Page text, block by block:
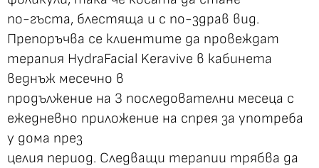
по-гъста, блестяща и с по-здрав вид.
Препоръчва се клиентите да провеждат
терапия HydraFacial Keravive в кабинета
веднъж месечно в
продължение на 3 последователни месеца с
ежедневно приложение на спрея за употреба
у дома през
целия период. Следващи терапии трябва да